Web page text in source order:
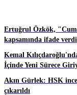
Ertuğrul Özkök,
kapsamında ifade verdi
Kemal
İçinde Yeni Sürece
Akın Gürlek: HSK
çıkarıldı